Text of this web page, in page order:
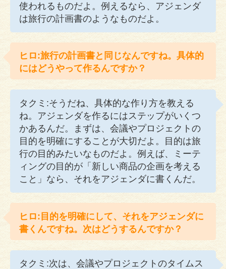
使われるものだよ。例えるなら、アジェンダ
は旅行の計画書のようなものだよ。
ヒロ:旅行の計画書と同じなんですね。具体的
にはどうやって作るんですか？
タクミ:そうだね、具体的な作り方を教える
ね。アジェンダを作るにはステップがいくつ
かあるんだ。まずは、会議やプロジェクトの
目的を明確にすることが大切だよ。目的は旅
行の目的みたいなものだよ。例えば、ミーテ
ィングの目的が「新しい商品の企画を考える
こと」なら、それをアジェンダに書くんだ。
ヒロ:目的を明確にして、それをアジェンダに
書くんですね。次はどうするんですか？
タクミ:次は、会議やプロジェクトのタイムス